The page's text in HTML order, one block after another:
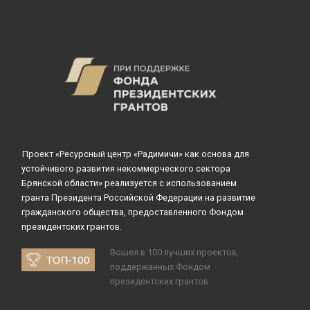
Проект «Ресурсный центр «Радимичи» как основа для
устойчивого развития некоммерческого сектора
Брянской области» реализуется с использованием
гранта Президента Российской Федерации на развитие
гражданского общества, предоставленного Фондом
президентских грантов.
Вошел в 100 лучших проектов,
поддержанных Фондом
президентских грантов